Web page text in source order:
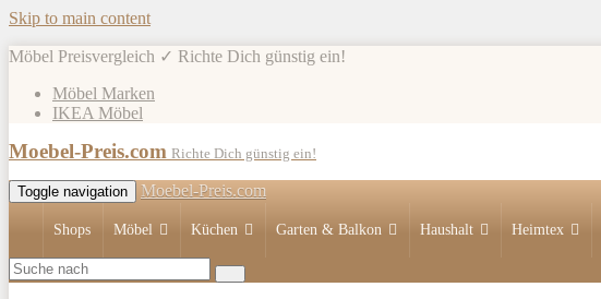
Skip to main content
Möbel Preisvergleich ✓ Richte Dich günstig ein!
Möbel Marken
IKEA Möbel
Moebel-Preis.com Richte Dich günstig ein!
Toggle navigation Moebel-Preis.com
Shops Möbel Küchen Garten & Balkon Haushalt Heimtex